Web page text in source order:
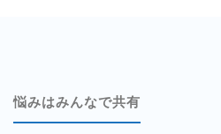
悩みはみんなで共有